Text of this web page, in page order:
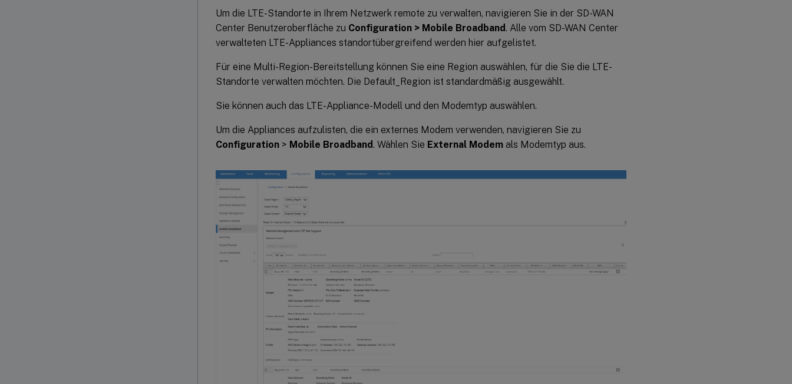
Um die LTE-Standorte in Ihrem Netzwerk remote zu verwalten, navigieren Sie in der SD-WAN
Center Benutzeroberfläche zu Configuration > Mobile Broadband . Alle vom SD-WAN Center
verwalteten LTE-Appliances standortübergreifend werden hier aufgelistet.
Für eine Multi-Region-Bereitstellung können Sie eine Region auswählen, für die Sie die LTE-
Standorte verwalten möchten. Die Default_Region ist standardmäßig ausgewählt.
Sie können auch das LTE-Appliance-Modell und den Modemtyp auswählen.
Um die Appliances aufzulisten, die ein externes Modem verwenden, navigieren Sie zu
Configuration > Mobile Broadband . Wählen Sie External Modem als Modemtyp aus.